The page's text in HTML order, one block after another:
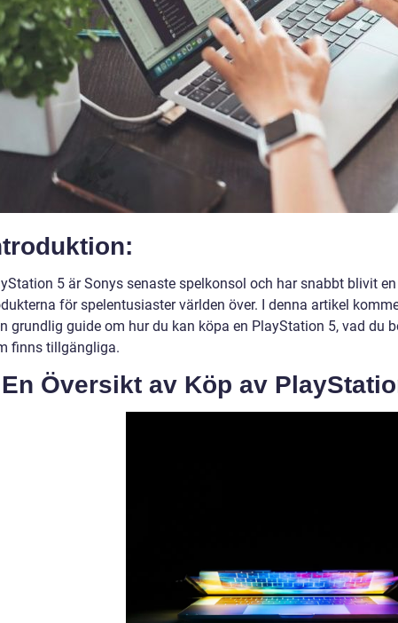
5 är Sonys senaste spelkonsol och har snabbt blivit
för spelentusiaster världen över. I denna artikel
grundlig guide om hur du kan köpa en PlayStation 5, vad du
finns tillgängliga.
Översikt av Köp av